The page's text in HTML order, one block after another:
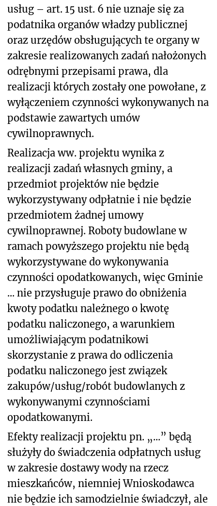
usług – art. 15 ust. 6 nie uznaje się za
podatnika organów władzy publicznej
oraz urzędów obsługujących te organy w
zakresie realizowanych zadań nałożonych
odrębnymi przepisami prawa, dla
realizacji których zostały one powołane, z
wyłączeniem czynności wykonywanych na
podstawie zawartych umów
cywilnoprawnych.
Realizacja ww. projektu wynika z
realizacji zadań własnych gminy, a
przedmiot projektów nie będzie
wykorzystywany odpłatnie i nie będzie
przedmiotem żadnej umowy
cywilnoprawnej. Roboty budowlane w
ramach powyższego projektu nie będą
wykorzystywane do wykonywania
czynności opodatkowanych, więc Gminie
... nie przysługuje prawo do obniżenia
kwoty podatku należnego o kwotę
podatku naliczonego, a warunkiem
umożliwiającym podatnikowi
skorzystanie z prawa do odliczenia
podatku naliczonego jest związek
zakupów/usług/robót budowlanych z
wykonywanymi czynnościami
opodatkowanymi.
Efekty realizacji projektu pn. „...” będą
służyły do świadczenia odpłatnych usług
w zakresie dostawy wody na rzecz
mieszkańców, niemniej Wnioskodawca
nie będzie ich samodzielnie świadczył, ale